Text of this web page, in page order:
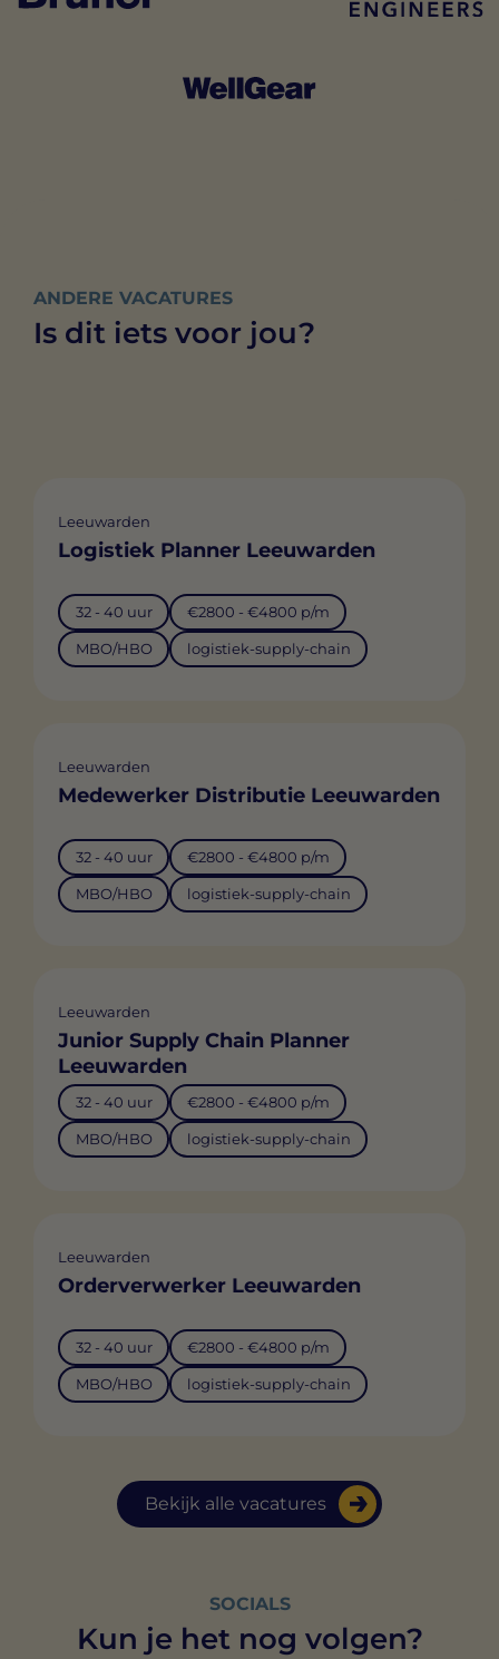
ANDERE VACATURES
Is dit iets voor jou?
Bekijk alle vacatures
Leeuwarden
Logistiek Planner Leeuwarden
32 - 40 uur €2800 - €4800 p/m
MBO/HBO logistiek-supply-chain
Leeuwarden
Medewerker Distributie Leeuwarden
32 - 40 uur €2800 - €4800 p/m
MBO/HBO logistiek-supply-chain
Leeuwarden
Junior Supply Chain Planner
Leeuwarden
32 - 40 uur €2800 - €4800 p/m
MBO/HBO logistiek-supply-chain
Leeuwarden
Orderverwerker Leeuwarden
32 - 40 uur €2800 - €4800 p/m
MBO/HBO logistiek-supply-chain
SOCIALS
Kun je het nog volgen?